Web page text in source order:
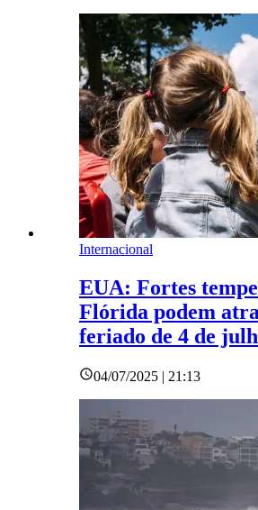
Internacional
EUA: Fortes
Flórida podem
feriado de 4 de
04/07/2025 | 21:13